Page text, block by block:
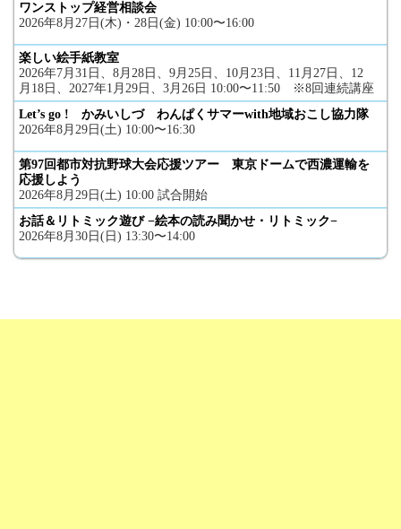
ワンストップ経営相談会
2026年8月27日(木)・28日(金) 10:00〜16:00
楽しい絵手紙教室
2026年7月31日、8月28日、9月25日、10月23日、11月27日、12
月18日、2027年1月29日、3月26日 10:00〜11:50 ※8回連続講座
Let’s go ! かみいしづ わんぱくサマーwith地域おこし協力隊
2026年8月29日(土) 10:00〜16:30
第97回都市対抗野球大会応援ツアー 東京ドームで西濃運輸を
応援しよう
2026年8月29日(土) 10:00 試合開始
お話＆リトミック遊び −絵本の読み聞かせ・リトミック−
2026年8月30日(日) 13:30〜14:00